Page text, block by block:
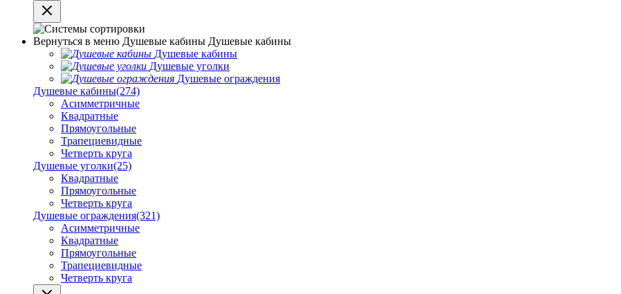
Вернуться в меню Душевые кабины Душевые кабины
Душевые кабины
Душевые уголки
Душевые ограждения
Душевые кабины(274)
Асимметричные
Квадратные
Прямоугольные
Трапециевидные
Четверть круга
Душевые уголки(25)
Квадратные
Прямоугольные
Четверть круга
Душевые ограждения(321)
Асимметричные
Квадратные
Прямоугольные
Трапециевидные
Четверть круга